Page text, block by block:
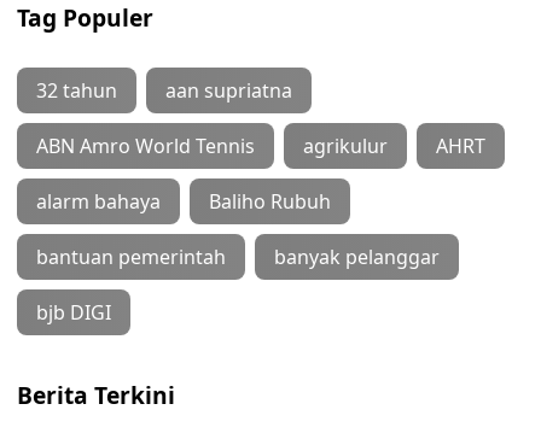
Tag Populer
32 tahun aan supriatna
ABN Amro World Tennis agrikulur AHRT
alarm bahaya Baliho Rubuh
bantuan pemerintah banyak pelanggar
bjb DIGI
Berita Terkini